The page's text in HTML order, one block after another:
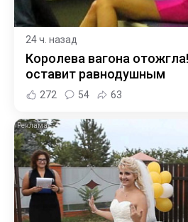
24 ч. назад
Королева вагона
оставит равнодушным
272 54 63